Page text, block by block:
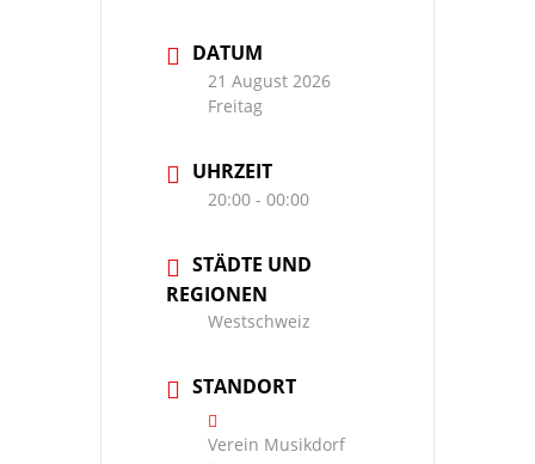
DATUM
21 August 2026
Freitag
UHRZEIT
20:00 - 00:00
STÄDTE UND
REGIONEN
Westschweiz
STANDORT
Verein Musikdorf